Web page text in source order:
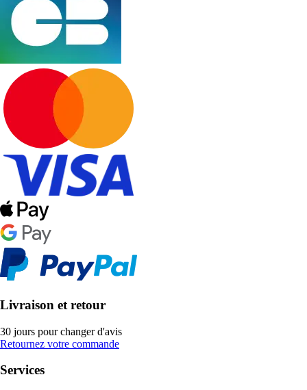
Livraison et retour
30 jours pour changer d'avis
Retournez votre commande
Services